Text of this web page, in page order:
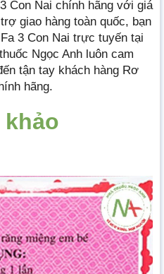
Con Nai chính hãng với giá
giao hàng toàn quốc, bạn
3 Con Nai trực tuyến tại
Ngọc Anh luôn cam
tận tay khách hàng Rơ
hãng.
khảo